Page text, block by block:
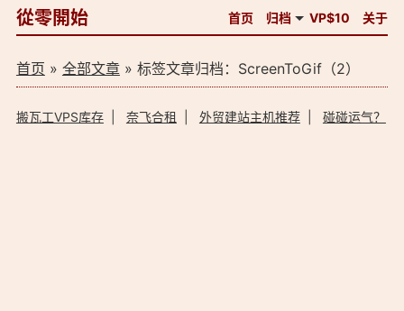
從零開始 首页 归档 VP$10 关于
首页 » 全部文章» 标签文章归档：ScreenToGif（2）
搬瓦工VPS库存| 奈飞合租 外贸建站主机推荐| 碰碰运气？